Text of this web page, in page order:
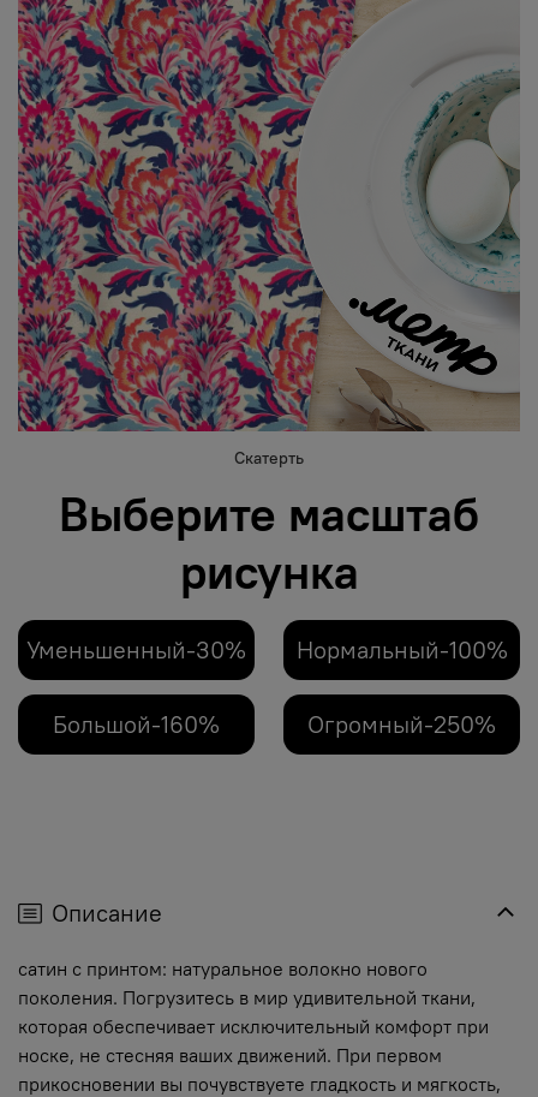
Скатерть
Выберите масштаб
рисунка
Уменьшенный-30% Нормальный-100%
Большой-160% Огромный-250%
Описание
сатин с принтом: натуральное волокно нового
поколения. Погрузитесь в мир удивительной ткани,
которая обеспечивает исключительный комфорт при
носке, не стесняя ваших движений. При первом
прикосновении вы почувствуете гладкость и мягкость,